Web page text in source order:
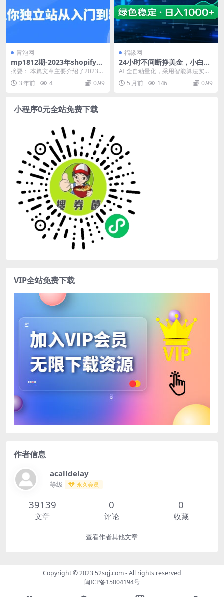
冒泡网
mp1812期-2023年shopify运
营课，7天让你独立站从入门
到精通（价值1980元）(掌握S
hopify运营技巧，从入门到精
摘要： 本篇文章主要介绍了2023年
Shopify运营课程的内容和结构。该
课程旨...
3 年前 4 0.99
福缘网
24小时不间断挣美金，小白当
天上手，简单易操作，绿色稳
定，日入1000+
AI 全自动量化，采用智能算法实时
分析行情，全自动执行策略，24 小
时不间断运行...
5 月前 146 0.99
小程序0元全站免费下载
VIP全站免费下载
作者信息
acalldelay
等级 永久会员
39139
文章
0
评论
0
收藏
查看作者其他文章
Copyright © 2023 52sqj.com- All rights reserved
闽ICP备15004194号